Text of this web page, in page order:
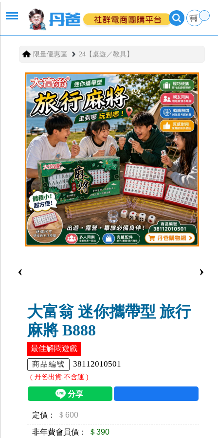
限量優惠區 24【桌遊／教具】
‹ ›
大富翁 迷你攜帶型 旅行
麻將 B888
最佳解悶遊戲
商品編號 38112010501
( 丹爸出貨.不含運 )
定價： ＄600
非年費會員價： ＄390